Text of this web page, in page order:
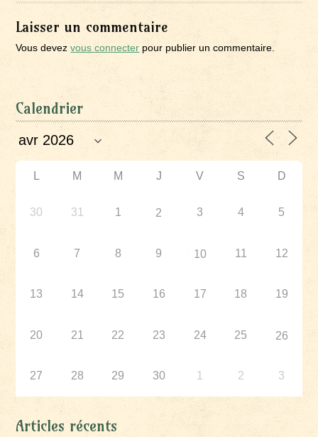
Laisser un commentaire
Vous devezvous connecter pour publier un commentaire.
Calendrier
L M M J V S D
30 31 1 2 3 4 5
6 7 8 9 10 11 12
13 14 15 16 17 18 19
20 21 22 23 24 25 26
27 28 29 30 1 2 3
Articles récents